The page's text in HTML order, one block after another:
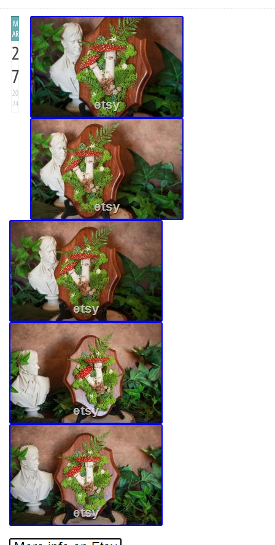
M
AR
2
7
20
24